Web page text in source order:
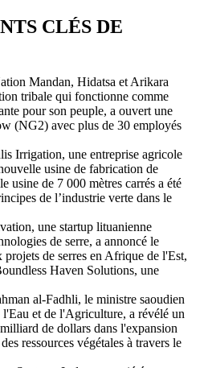
CLÉS DE
Mandan, Hidatsa et Arikara
tribale qui fonctionne comme
pour son peuple, a ouvert une
(NG2) avec plus de 30 employés
Irrigation, une entreprise agricole
usine de fabrication de
usine de 7 000 mètres carrés a été
de l’industrie verte dans le
une startup lituanienne
de serre, a annoncé le
projets de serres en Afrique de l'Est,
Haven Solutions, une
al-Fadhli, le ministre saoudien
et de l'Agriculture, a révélé un
de dollars dans l'expansion
ressources végétales à travers le